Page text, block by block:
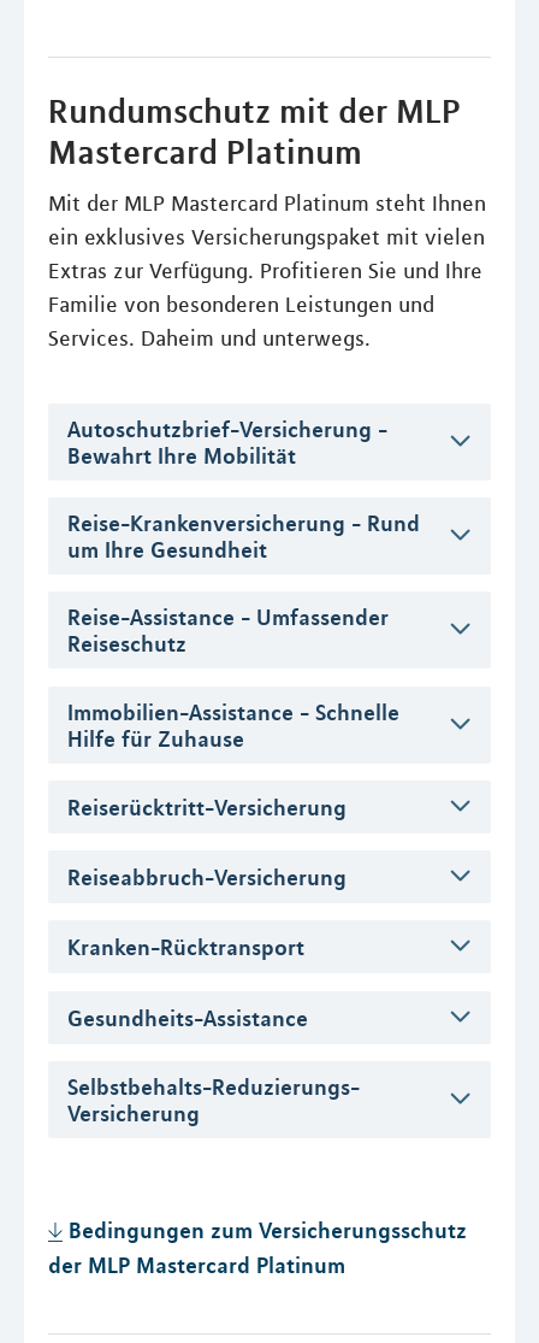
Rundumschutz mit der MLP
Mastercard Platinum
Mit der MLP Mastercard Platinum steht Ihnen
ein exklusives Versicherungspaket mit vielen
Extras zur Verfügung. Profitieren Sie und Ihre
Familie von besonderen Leistungen und
Services. Daheim und unterwegs.
Autoschutzbrief-Versicherung -
Bewahrt Ihre Mobilität
Reise-Krankenversicherung - Rund
um Ihre Gesundheit
Reise-Assistance - Umfassender
Reiseschutz
Immobilien-Assistance - Schnelle
Hilfe für Zuhause
Reiserücktritt-Versicherung
Reiseabbruch-Versicherung
Kranken-Rücktransport
Gesundheits-Assistance
Selbstbehalts-Reduzierungs-
Versicherung
Bedingungen zum Versicherungsschutz
der MLP Mastercard Platinum